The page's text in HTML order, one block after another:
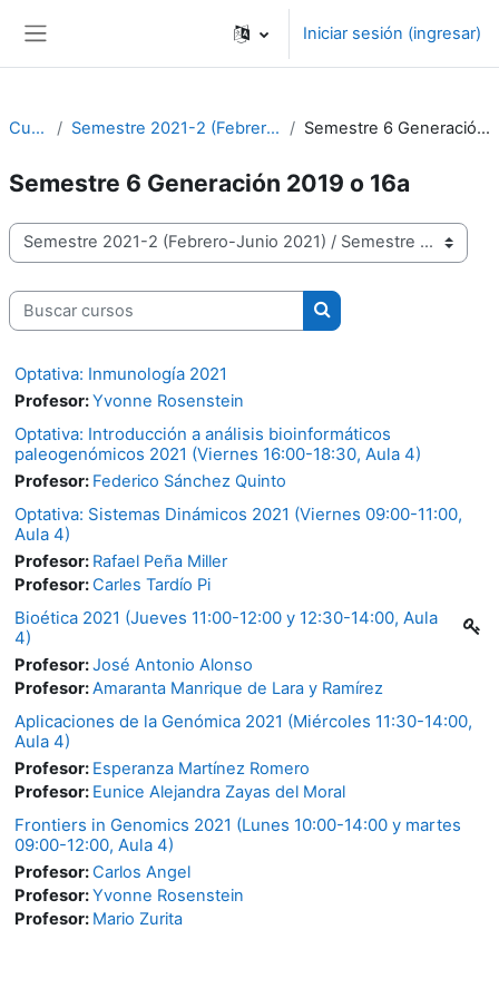
Iniciar sesión (ingresar)
Cursos Semestre 2021-2 (Febrero-Junio 2021) Semestre 6 Generación 2019 o 16a
Semestre 6 Generación 2019 o 16a
Categorías
Buscar cursos
Buscar cursos
Optativa: Inmunología 2021
Profesor:Yvonne Rosenstein
Optativa: Introducción a análisis bioinformáticos
paleogenómicos 2021 (Viernes 16:00-18:30, Aula 4)
Profesor: Federico Sánchez Quinto
Optativa: Sistemas Dinámicos 2021 (Viernes 09:00-11:00,
Aula 4)
Profesor: Rafael Peña Miller
Profesor:Carles Tardío Pi
Bioética 2021 (Jueves 11:00-12:00 y 12:30-14:00, Aula
4)
Profesor:José Antonio Alonso
Profesor:Amaranta Manrique de Lara y Ramírez
Aplicaciones de la Genómica 2021 (Miércoles 11:30-14:00,
Aula 4)
Profesor: Esperanza Martínez Romero
Profesor: Eunice Alejandra Zayas del Moral
Frontiers in Genomics 2021 (Lunes 10:00-14:00 y martes
09:00-12:00, Aula 4)
Profesor:Carlos Angel
Profesor:Yvonne Rosenstein
Profesor: Mario Zurita